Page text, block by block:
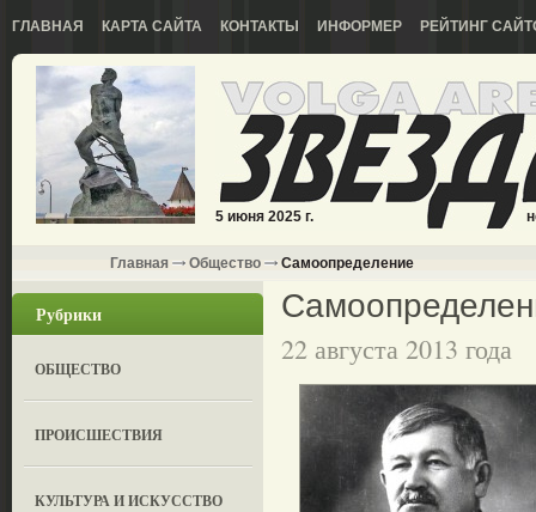
ГЛАВНАЯ КАРТА САЙТА КОНТАКТЫ ИНФОРМЕР РЕЙТИНГ
5 июня 2025 г.
Главная Общество Самоопределение
Рубрики
ОБЩЕСТВО
ПРОИСШЕСТВИЯ
КУЛЬТУРА И ИСКУССТВО
22 августа 2013 года